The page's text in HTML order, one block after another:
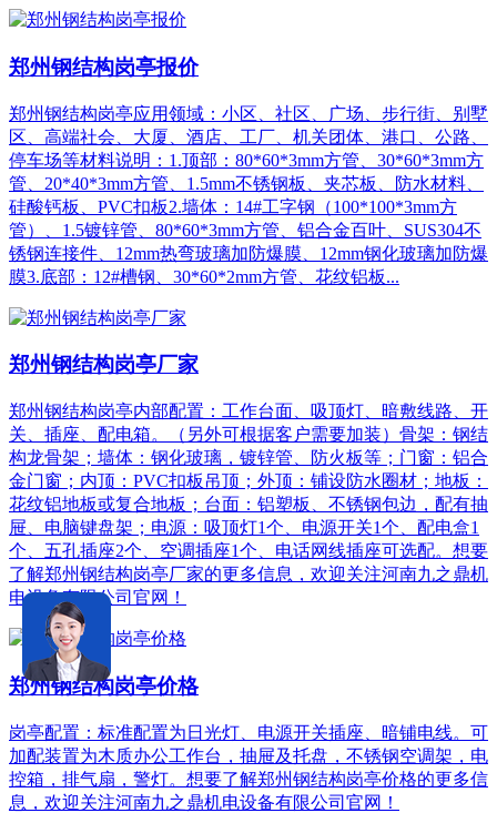
郑州钢结构岗亭报价
郑州钢结构岗亭应用领域：小区、社区、广场、步行街、别墅
区、高端社会、大厦、酒店、工厂、机关团体、港口、公路、
停车场等材料说明：1.顶部：80*60*3mm方管、30*60*3mm方
管、20*40*3mm方管、1.5mm不锈钢板、夹芯板、防水材料、
硅酸钙板、PVC扣板2.墙体：14#工字钢（100*100*3mm方
管）、1.5镀锌管、80*60*3mm方管、铝合金百叶、SUS304不
锈钢连接件、12mm热弯玻璃加防爆膜、12mm钢化玻璃加防爆
膜3.底部：12#槽钢、30*60*2mm方管、花纹铝板...
郑州钢结构岗亭厂家
郑州钢结构岗亭内部配置：工作台面、吸顶灯、暗敷线路、开
关、插座、配电箱。（另外可根据客户需要加装）骨架：钢结
构龙骨架；墙体：钢化玻璃，镀锌管、防火板等；门窗：铝合
金门窗；内顶：PVC扣板吊顶；外顶：铺设防水圈材；地板：
花纹铝地板或复合地板；台面：铝塑板、不锈钢包边，配有抽
屉、电脑键盘架；电源：吸顶灯1个、电源开关1个、配电盒1
个、五孔插座2个、空调插座1个、电话网线插座可选配。想要
了解郑州钢结构岗亭厂家的更多信息，欢迎关注河南九之鼎机
电设备有限公司官网！
郑州钢结构岗亭价格
岗亭配置：标准配置为日光灯、电源开关插座、暗铺电线。可
加配装置为木质办公工作台，抽屉及托盘，不锈钢空调架，电
控箱，排气扇，警灯。想要了解郑州钢结构岗亭价格的更多信
息，欢迎关注河南九之鼎机电设备有限公司官网！